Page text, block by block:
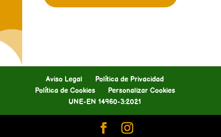
Aviso Legal
Política de Privacidad
Política de Cookies
Personalizar Cookies
UNE-EN 14960-3:2021